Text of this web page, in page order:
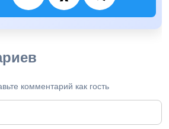
комментарий как гость